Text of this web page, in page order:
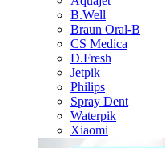
B.Well
Braun Oral-B
CS Medica
D.Fresh
Jetpik
Philips
Spray Dent
Waterpik
Xiaomi